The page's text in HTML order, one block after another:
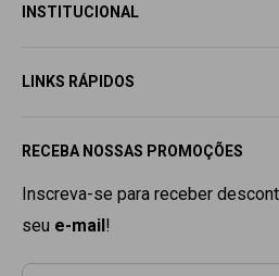
SAC
📲 +55 (11) 9 5330-5345
Seg. à Sex. 9:00hàs 18:00h
INSTITUCIONAL
AVISO LEGAL
POLÍTICA DE PRIVACIDADE
POLÍTICA DE REEMBOLSO
POLÍTICA DE TROCAS
TERMOS DE USO
RECEBA NOSSAS PROMOÇÕES
Inscreva-se para receber
seu e-mail !
LINKS RÁPIDOS
SARMS
PRÓ HORMONAL
DHEA
PEPTÍDEO